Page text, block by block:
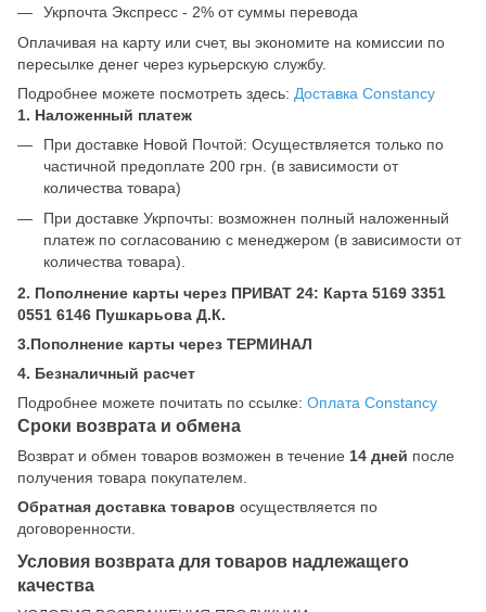
Укрпочта Экспресс - 2% от суммы перевода
Оплачивая на карту или счет, вы экономите на комиссии по
пересылке денег через курьерскую службу.
Подробнее можете посмотреть здесь: Доставка Constancy
1. Наложенный платеж
При доставке Новой Почтой: Осуществляется только по
частичной предоплате 200 грн. (в зависимости от
количества товара)
При доставке Укрпочты: возможнен полный наложенный
платеж по согласованию с менеджером (в зависимости от
количества товара).
2. Пополнение карты через ПРИВАТ 24: Карта 5169 3351
0551 6146 Пушкарьова Д.К.
3.Пополнение карты через ТЕРМИНАЛ
4. Безналичный расчет
Подробнее можете почитать по ссылке: Оплата Constancy
Сроки возврата и обмена
Возврат и обмен товаров возможен в течение 14 дней после
получения товара покупателем.
Обратная доставка товаров осуществляется по
договоренности.
Условия возврата для товаров надлежащего
качества